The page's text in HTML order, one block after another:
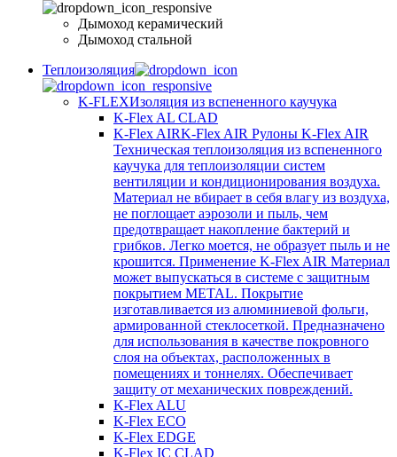
Дымоход керамический
Дымоход стальной
Теплоизоляция
K-FLEXИзоляция из вспененного каучука
K-Flex AL CLAD
K-Flex AIRK-Flex AIR Рулоны K-Flex AIR
Техническая теплоизоляция из вспененного
каучука для теплоизоляции систем
вентиляции и кондиционирования воздуха.
Материал не вбирает в себя влагу из воздуха,
не поглощает аэрозоли и пыль, чем
предотвращает накопление бактерий и
грибков. Легко моется, не образует пыль и не
крошится. Применение K-Flex AIR Материал
может выпускаться в системе c защитным
покрытием METAL. Покрытие
изготавливается из алюминиевой фольги,
армированной стеклосеткой. Предназначено
для использования в качестве покровного
слоя на объектах, расположенных в
помещениях и тоннелях. Обеспечивает
защиту от механических повреждений.
K-Flex ALU
K-Flex ECO
K-Flex EDGE
K-Flex IC CLAD